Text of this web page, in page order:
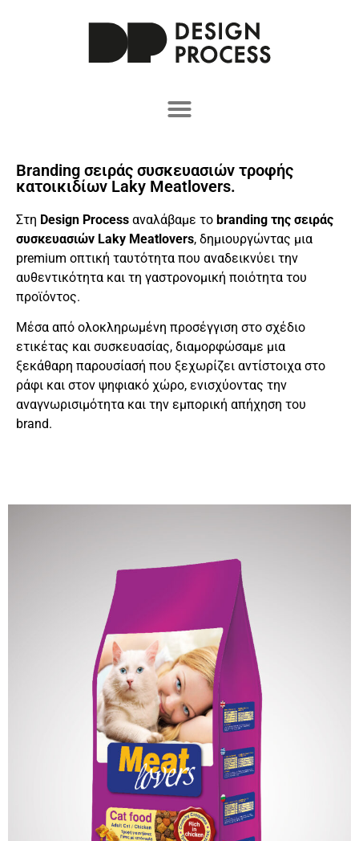
Branding σειράς συσκευασιών τροφής
κατοικιδίων Laky Meatlovers.
Στη Design Process αναλάβαμε το branding της σειράς
συσκευασιών Laky Meatlovers, δημιουργώντας μια
premium οπτική ταυτότητα που αναδεικνύει την
αυθεντικότητα και τη γαστρονομική ποιότητα του
προϊόντος.
Μέσα από ολοκληρωμένη προσέγγιση στο σχέδιο
ετικέτας και συσκευασίας, διαμορφώσαμε μια
ξεκάθαρη παρουσίασή που ξεχωρίζει αντίστοιχα στο
ράφι και στον ψηφιακό χώρο, ενισχύοντας την
αναγνωρισιμότητα και την εμπορική απήχηση του
brand.